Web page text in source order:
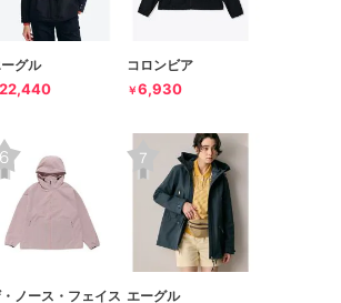
グル
22,440
コロンビア
￥6,930
ノース・フェイス エーグル